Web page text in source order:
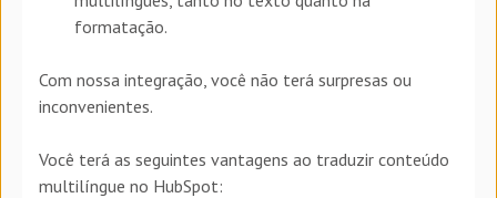
formatação.
Com nossa integração, você não terá surpresas ou
inconvenientes.
Você terá as seguintes vantagens ao traduzir conteúdo
multilíngue no HubSpot: